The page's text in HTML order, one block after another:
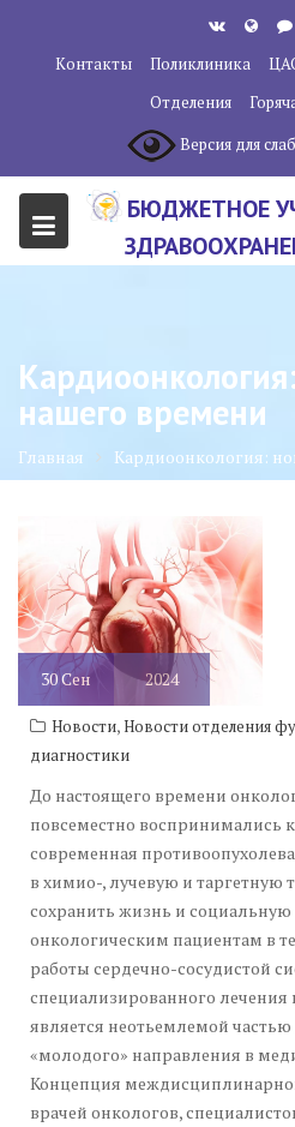
содержанию
Контакты Поликлиника
Отделения
Версия для
БЮДЖЕТНОЕ
ЦЕНТР"
нашего времени
Главная Кардиоонкология:
30Сен 2024
Новости,Новости отделения
диагностики
До настоящего времени
повсеместно воспринимались
современная
в химио-, лучевую и таргетную
сохранить жизнь и
онкологическим пациентам в
работы сердечно-сосудистой
специализированного лечения
является неотьемлемой частью
«молодого» направления в
Концепция
врачей онкологов,